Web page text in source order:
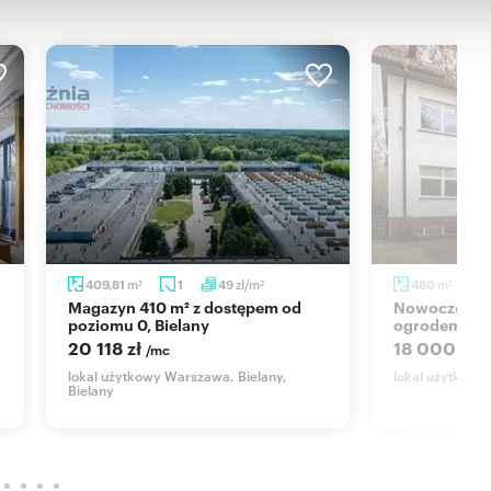
ogrodzona
and a usable area of ​​250 m², located on a 1678 m² plot
409,81 m2 1 49zł/m2
Magazyn 410 m² z dostępem od
poziomu 0, Bielany
20 118 zł /mc
lokal użytkowy Warszawa, Bielany,
Bielany
480 m 2
Nowoczesny biurowiec 482 m² z
ogrodem i
18 000 zł
lokal użytkowy